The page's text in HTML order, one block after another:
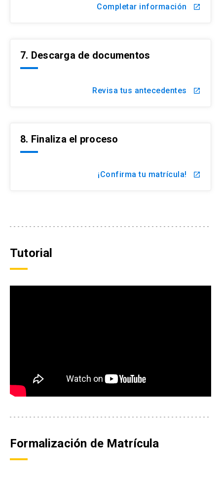
Admisión Especial aquí.Completar información launch
7. Descarga de documentos
Revisa tus antecedentes launch
8. Finaliza el proceso
¡Confirma tu matrícula! launch
Tutorial
Formalización de Matrícula